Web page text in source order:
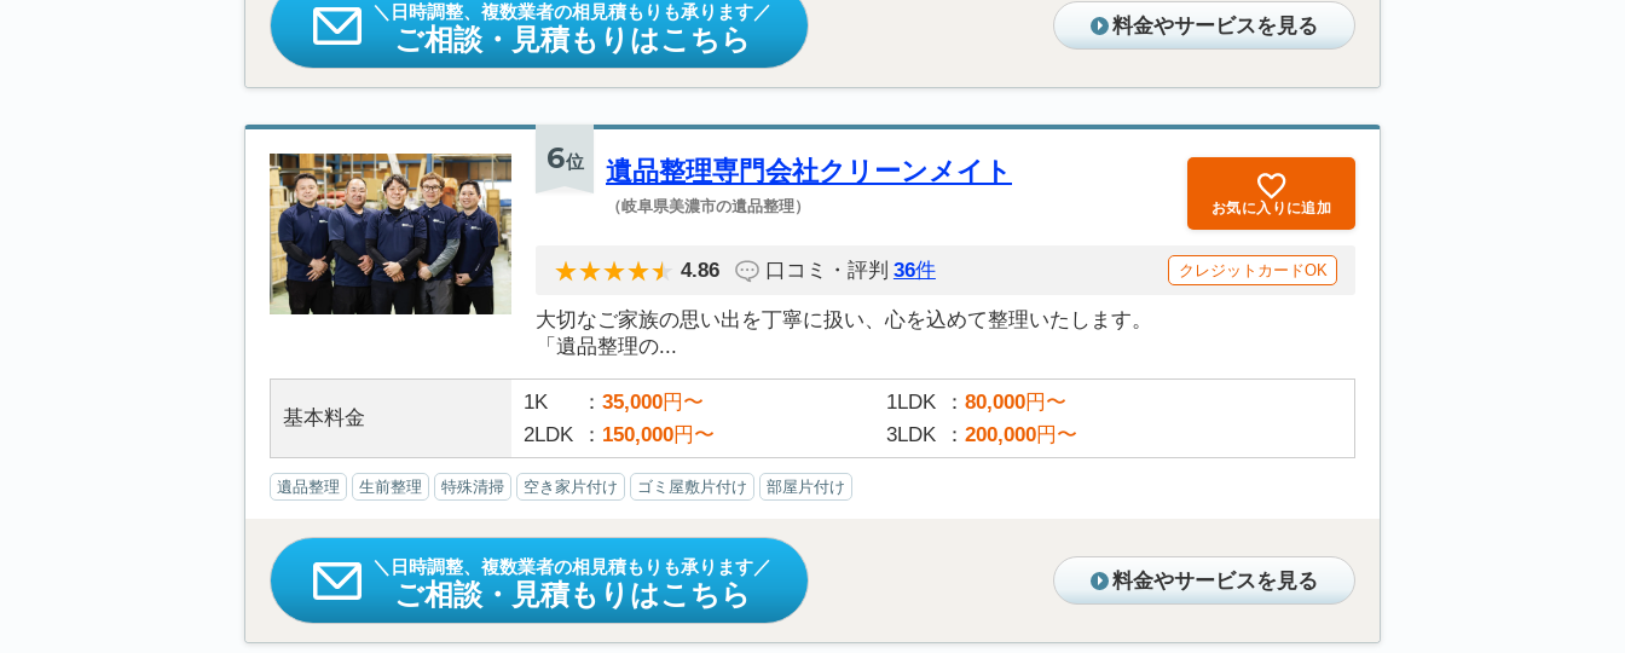
日時調整、複数業者の相見積もりも承ります
ご相談・見積もりはこちら 料金やサービスを見る
6位 遺品整理専門会社クリーンメイト
（岐阜県美濃市の遺品整理） お気に入りに追加
4.86 口コミ・評判 36件 クレジットカードOK
大切なご家族の思い出を丁寧に扱い、心を込めて整理いたします。
「遺品整理の...
基本料金
1K 35,000円〜 1LDK 80,000円〜
2LDK
150,000円〜 3LDK 200,000円〜
遺品整理 生前整理 特殊清掃 空き家片付け ゴミ屋敷片付け 部屋片付け
日時調整、複数業者の相見積もりも承ります
ご相談・見積もりはこちら 料金やサービスを見る